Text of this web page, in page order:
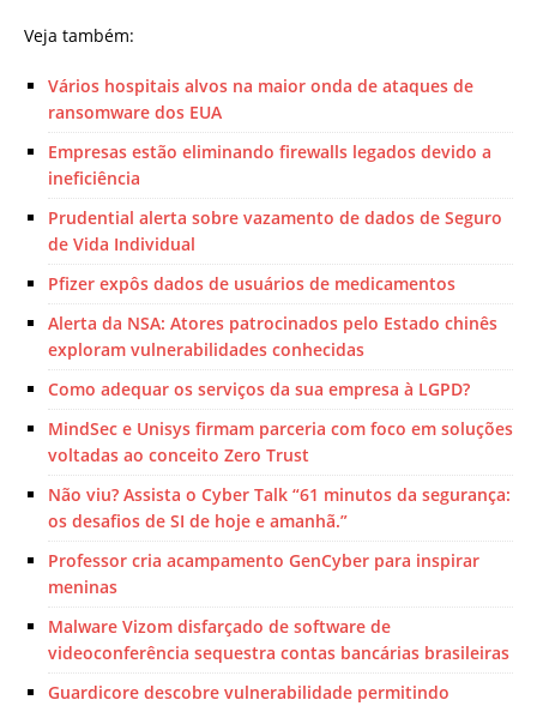
Veja também:
Vários hospitais alvos na maior onda de ataques de
ransomware dos EUA
Empresas estão eliminando firewalls legados devido a
ineficiência
Prudential alerta sobre vazamento de dados de Seguro
de Vida Individual
Pfizer expôs dados de usuários de medicamentos
Alerta da NSA: Atores patrocinados pelo Estado chinês
exploram vulnerabilidades conhecidas
Como adequar os serviços da sua empresa à LGPD?
MindSec e Unisys firmam parceria com foco em soluções
voltadas ao conceito Zero Trust
Não viu? Assista o Cyber Talk “61 minutos da segurança:
os desafios de SI de hoje e amanhã.”
Professor cria acampamento GenCyber para inspirar
meninas
Malware Vizom disfarçado de software de
videoconferência sequestra contas bancárias brasileiras
Guardicore descobre vulnerabilidade permitindo